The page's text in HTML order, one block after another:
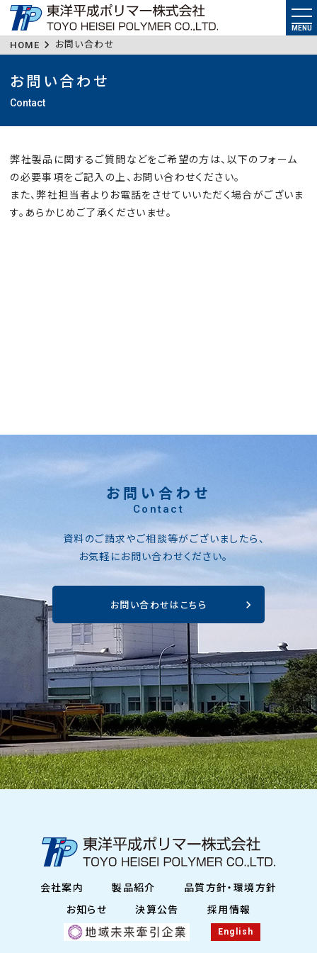
MENU
HOME お問い合わせ
お問い合わせ
Contact
弊社製品に関するご質問などをご希望の方は、以下のフォーム
の必要事項をご記入の上、お問い合わせください。
また、弊社担当者よりお電話をさせていいただく場合がございま
す。あらかじめご了承くださいませ。
お問い合わせ
Contact
資料のご請求やご相談等がございましたら、
お気軽にお問い合わせください。
お問い合わせはこちら
会社案内 製品紹介
品質方針・環境方針
お知らせ
決算公告 採用情報
English